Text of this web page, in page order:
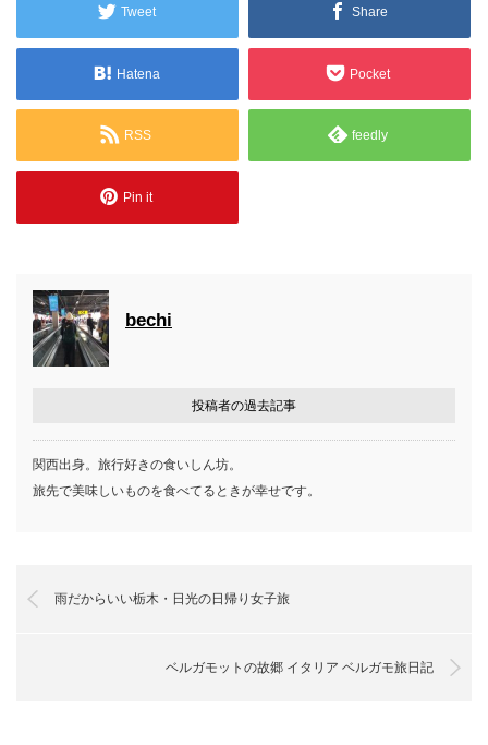
Tweet Share
Hatena Pocket
RSS feedly
Pin it
bechi
投稿者の過去記事
関西出身。旅行好きの食いしん坊。
旅先で美味しいものを食べてるときが幸せです。
雨だからいい栃木・日光の日帰り女子旅
ベルガモットの故郷 イタリア ベルガモ旅日記